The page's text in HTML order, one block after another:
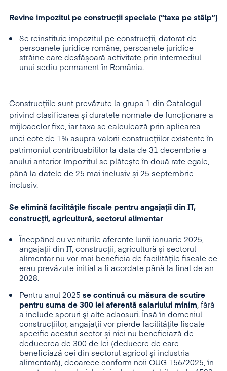
Revine impozitul pe construcţii speciale (“taxa pe stâlp”)
Se reinstituie impozitul pe construcții, datorat de
persoanele juridice române, persoanele juridice
străine care desfăşoară activitate prin intermediul
unui sediu permanent în România.
Construcțiile sunt prevăzute la grupa 1 din Catalogul
privind clasificarea şi duratele normale de funcţionare a
mijloacelor fixe, iar taxa se calculează prin aplicarea
unei cote de 1% asupra valorii construcţiilor existente în
patrimoniul contribuabililor la data de 31 decembrie a
anului anterior Impozitul se plătește în două rate egale,
până la datele de 25 mai inclusiv şi 25 septembrie
inclusiv.
Se elimină facilitățile fiscale pentru angajații din IT,
construcții, agricultură, sectorul alimentar
Începând cu veniturile aferente lunii ianuarie 2025,
angajații din IT, construcții, agricultură și sectorul
alimentar nu vor mai beneficia de facilitățile fiscale ce
erau prevăzute initial a fi acordate până la final de an
2028.
Pentru anul 2025 se continuă cu măsura de scutire
pentru suma de 300 lei aferentă salariului minim , fără
a include sporuri şi alte adaosuri. Însă în domeniul
construcţiilor, angajaţii vor pierde facilităţile fiscale
specific acestui sector şi nici nu beneficiază de
deducerea de 300 de lei (deducere de care
beneficiază cei din sectorul agricol şi industria
alimentară), deoarece conform noii OUG 156/2025, în